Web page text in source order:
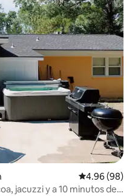
Calificación
4.96 (98)
jacuzzi y a 10 minutos de